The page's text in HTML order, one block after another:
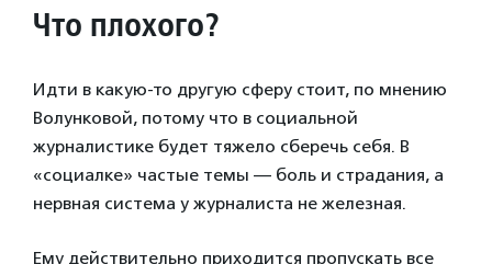
Что плохого?
Идти в какую-то другую сферу стоит, по мнению
Волунковой, потому что в социальной
журналистике будет тяжело сберечь себя. В
«социалке» частые темы — боль и страдания, а
нервная система у журналиста не железная.
Ему действительно приходится пропускать все